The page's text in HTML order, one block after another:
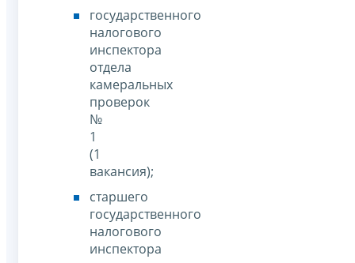
государственного
налогового
инспектора
отдела
камеральных
проверок
№
1
(1
вакансия);
старшего
государственного
налогового
инспектора